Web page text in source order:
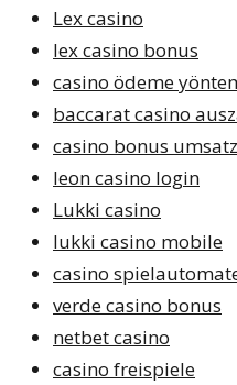
Lex casino
lex casino bonus
casino ödeme
baccarat casino
casino bonus
leon casino login
Lukki casino
lukki casino mobile
casino
verde casino bonus
netbet casino
casino freispiele